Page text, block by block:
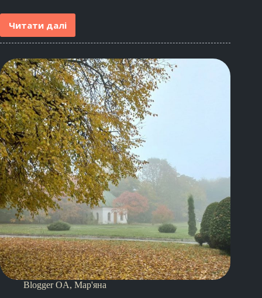
Читати далі
Blogger OA, Мар'яна